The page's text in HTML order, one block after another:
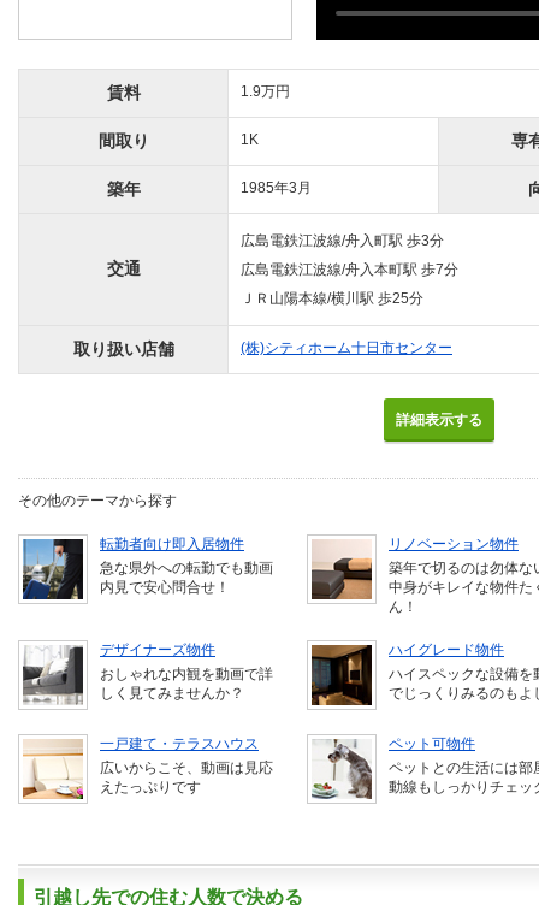
賃料 1.9万円
間取り 1K 専
築年 1985年3月
交通
広島電鉄江波線/舟入町駅 歩3分
広島電鉄江波線/舟入本町駅 歩7分
ＪＲ山陽本線/横川駅 歩25分
取り扱い店舗 (株)シティホーム十日市センター
詳細表示する
その他のテーマから探す
転勤者向け即入居物件
急な県外への転勤でも動画
内見で安心問合せ！
リノベーション物件
築年で切るのは勿体な
中身がキレイな物件た
ん！
デザイナーズ物件
おしゃれな内観を動画で詳
しく見てみませんか？
ハイグレード物件
ハイスペックな設備を
でじっくりみるのもよ
一戸建て・テラスハウス
広いからこそ、動画は見応
えたっぷりです
ペット可物件
ペットとの生活には部
動線もしっかりチェッ
引越し先での住む人数で決める